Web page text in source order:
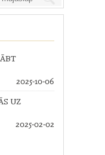
2025-10-06
UZ
2025-02-02